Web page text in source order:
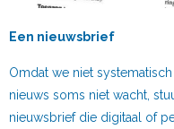
Een nieuwsbrief
Omdat we niet
nieuws soms niet wacht,
nieuwsbrief die digitaal of